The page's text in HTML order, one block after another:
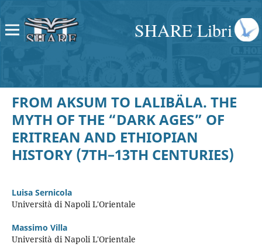
SHARE Libri
FROM AKSUM TO LALIBÄLA. THE
MYTH OF THE “DARK AGES” OF
ERITREAN AND ETHIOPIAN
HISTORY (7TH–13TH CENTURIES)
Luisa Sernicola
Università di Napoli L'Orientale
Massimo Villa
Università di Napoli L'Orientale